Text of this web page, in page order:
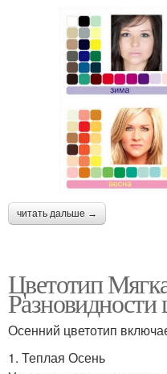
читать дальше →
Цветотип
Разновидности
Осенний цветотип
1. Теплая Осень